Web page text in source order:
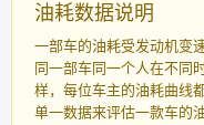
油耗数据说明
一部车的油耗受发动机变
同一部车同一个人在不同
样，每位车主的油耗曲线
单一数据来评估一款车的油